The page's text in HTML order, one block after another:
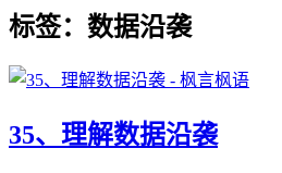
标签：数据沿袭
35、理解数据沿袭